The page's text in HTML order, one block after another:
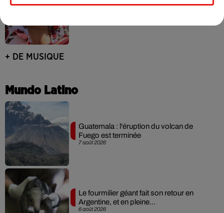
Becky G frappe fort avec « Patrona » et
+ DE MUSIQUE
Mundo Latino
7 août 2026
Guatemala : l'éruption du volcan de
Fuego est terminée
6 août 2026
Le fourmilier géant fait son retour en
Argentine, et en pleine...